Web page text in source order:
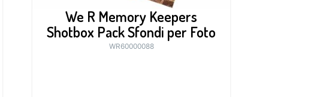
We R Memory Keepers
Shotbox Pack Sfondi per Foto
WR60000088